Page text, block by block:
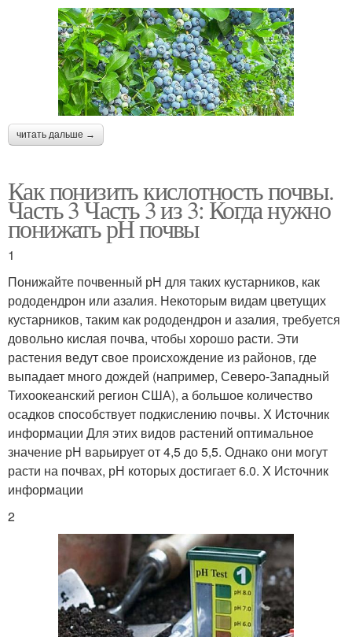
читать дальше →
Как понизить кислотность почвы.
Часть 3 Часть 3 из 3: Когда нужно
понижать рН почвы
1
Понижайте почвенный рН для таких кустарников, как
рододендрон или азалия. Некоторым видам цветущих
кустарников, таким как рододендрон и азалия, требуется
довольно кислая почва, чтобы хорошо расти. Эти
растения ведут свое происхождение из районов, где
выпадает много дождей (например, Северо-Западный
Тихоокеанский регион США), а большое количество
осадков способствует подкислению почвы. X Источник
информации Для этих видов растений оптимальное
значение рН варьирует от 4,5 до 5,5. Однако они могут
расти на почвах, рН которых достигает 6.0. X Источник
информации
2